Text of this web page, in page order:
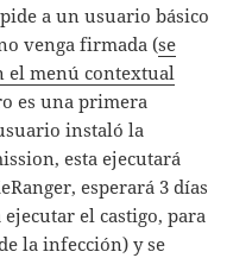
a un usuario básico
venga firmada (se
el menú contextual
es una primera
instaló la
esta ejecutará
esperará 3 días
el castigo, para
la infección) y se